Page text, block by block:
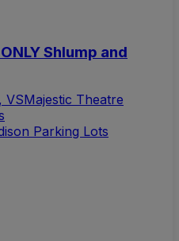
ONLY Shlump and
VSMajestic Theatre
Parking Lots